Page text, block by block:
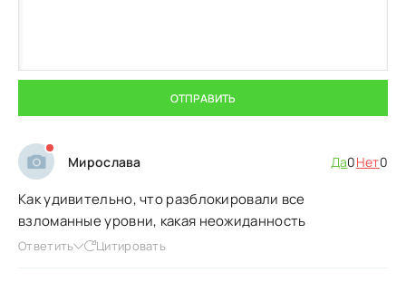
ОТПРАВИТЬ
Мирослава Да0Нет0
Как удивительно, что разблокировали все
взломанные уровни, какая неожиданность
Ответить Цитировать